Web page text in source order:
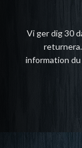
Vi ger dig 30
information